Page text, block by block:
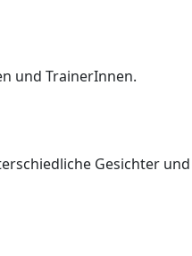
und TrainerInnen.
Gesichter und